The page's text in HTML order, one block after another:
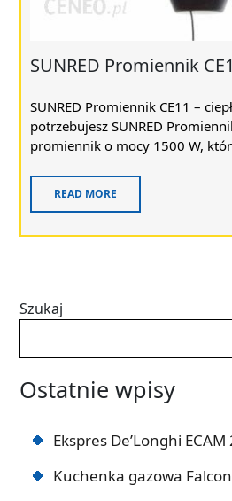
SUNRED Promiennik
SUNRED Promiennik CE11 –
potrzebujesz SUNRED
promiennik o mocy 1500 W,
READ MORE
Szukaj
Ostatnie wpisy
Ekspres De’Longhi
Kuchenka gazowa Falcon